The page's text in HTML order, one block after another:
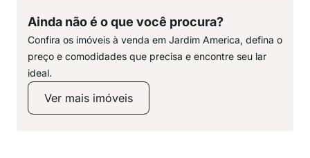
Ainda não é o que você procura?
Confira os imóveis à venda em Jardim America, defina o
preço e comodidades que precisa e encontre seu lar
ideal.
Ver mais imóveis